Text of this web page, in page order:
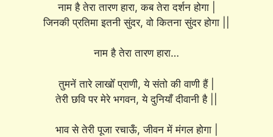
नाम है तेरा तारण हारा, कब तेरा दर्शन होगा |
जिनकी प्रतिमा इतनी सुंदर, वो कितना सुंदर होगा ||
नाम है तेरा तारण हारा…
तुमनें तारे लाखोँ प्राणी, ये संतो की वाणी हैं |
तेरी छवि पर मेरे भगवन, ये दुनियाँ दीवानी है ||
भाव से तेरी पूजा रचाऊँ, जीवन में मंगल होगा |